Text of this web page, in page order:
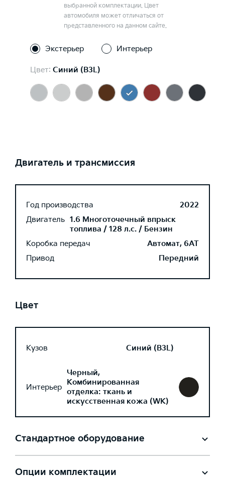
выбранной комплектации. Цвет
автомобиля может отличаться от
представленного на данном сайте.
Экстерьер Интерьер
Цвет: Синий (B3L)
Двигатель и трансмиссия
Год производства
2022
Двигатель 1.6 Многоточечный впрыск
топлива / 128 л.с. / Бензин
Коробка передач
Автомат, 6AT
Привод
Передний
Цвет
Кузов Синий (B3L)
Интерьер
Черный,
Комбинированная
отделка: ткань и
искусственная кожа (WK)
Стандартное оборудование
Опции комплектации